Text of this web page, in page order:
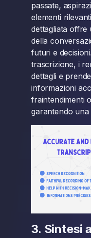
passate,
elementi
dettagliata offre
della
futuri e
trascrizione, i
dettagli e
informazioni
fraintendimenti
garantendo
3. Sintesi